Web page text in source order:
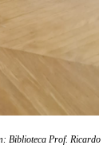
Biblioteca Prof. Ricardo